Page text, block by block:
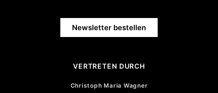
Newsletter bestellen
VERTRETEN DURCH
Christoph Maria Wagner